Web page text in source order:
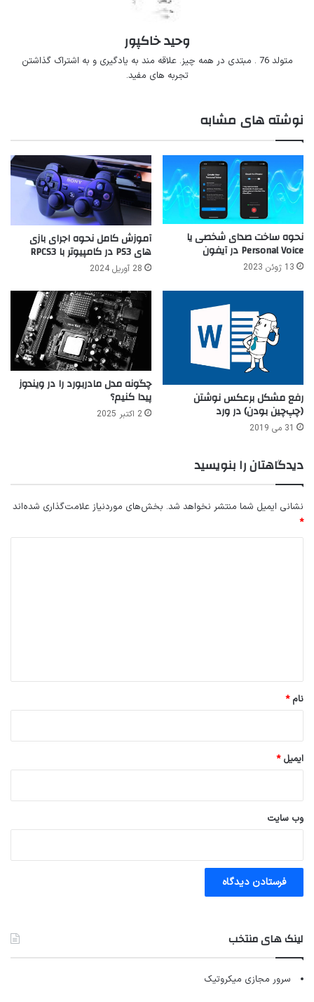
وحید خاکپور
متولد 76 . مبتدی در همه چیز. علاقه مند به یادگیری و به اشتراک گذاشتن
تجربه های مفید.
نوشته های مشابه
نحوه ساخت صدای شخصی یا
Personal Voice در آیفون
13 ژوئن 2023
آموزش کامل نحوه اجرای بازی
های PS3 در کامپیوتر با RPCS3
28 آوریل 2024
رفع مشکل برعکس نوشتن
(چپ‌چین بودن) در ورد
31 می 2019
چگونه مدل مادربورد را در ویندوز
پیدا کنیم؟
2 اکتبر 2025
دیدگاهتان را بنویسید
نشانی ایمیل شما منتشر نخواهد شد. بخش‌های موردنیاز علامت‌گذاری شده‌اند
*
نام*
ایمیل*
وب‌ سایت
لینک های منتخب
سرور مجازی میکروتیک